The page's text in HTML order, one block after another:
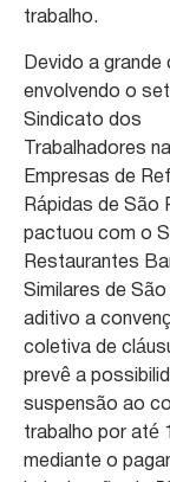
trabalho.
Devido a grande
envolvendo o
Sindicato dos
Trabalhadores
Empresas de
Rápidas de São
pactuou com o
Restaurantes
Similares de São
aditivo a
coletiva de
prevê a
suspensão ao
trabalho por até
mediante o